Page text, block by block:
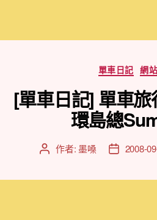
分
類
單車日記 網
[單車日記] 單車
環島總
文 作者: 墨嗓
文 2008-